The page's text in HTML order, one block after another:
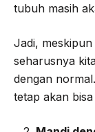
tubuh masih
Jadi,
seharusnya
dengan
tetap akan